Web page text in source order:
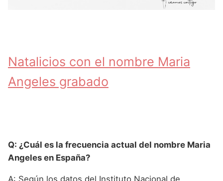
Natalicios con el nombre Maria
Angeles grabado
Q: ¿Cuál es la frecuencia actual del nombre Maria
Angeles en España?
A: Según los datos del Instituto Nacional de